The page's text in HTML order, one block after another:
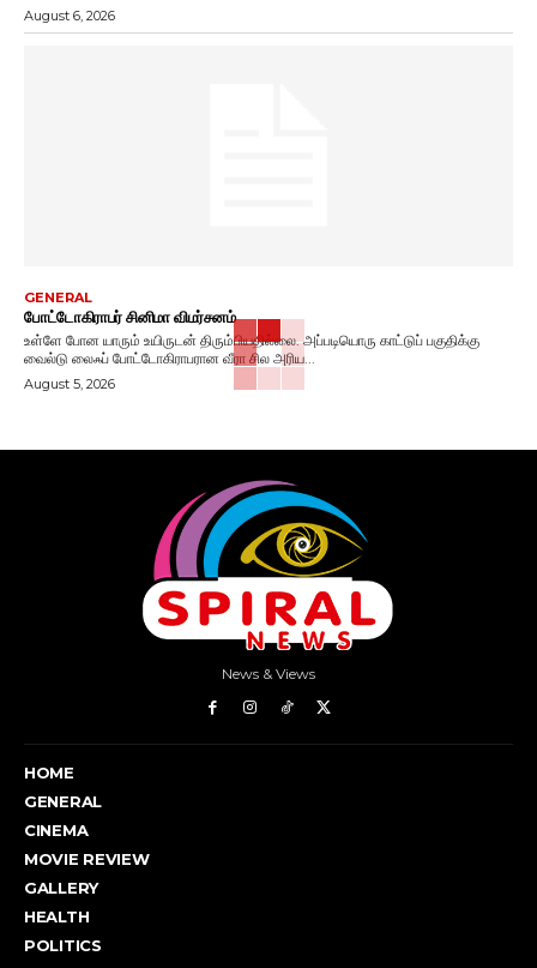
August 6, 2026
GENERAL
போட்டோகிராபர் சினிமா விமர்சனம்
உள்ளே போன யாரும் உயிருடன் திரும்பியதில்லை. அப்படியொரு காட்டுப் பகுதிக்கு
வைல்டு லைஃப் போட்டோகிராபரான வீரா சில அரிய...
August 5, 2026
News & Views
HOME
GENERAL
CINEMA
MOVIE REVIEW
GALLERY
HEALTH
POLITICS